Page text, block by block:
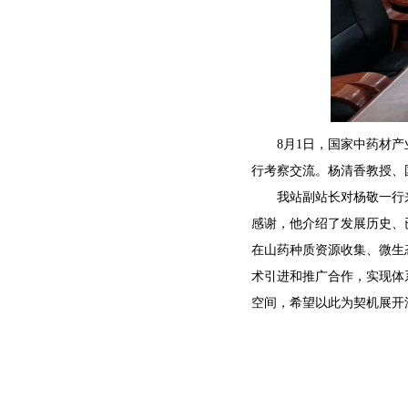
8月 1 日，国家中药材
行考察交流。杨清香教授
我站副站长对杨敬一
感谢，他介绍了发展历史
在山药种质资源收集、微
术引进和推广合作，实现
空间，希望以此为契机展